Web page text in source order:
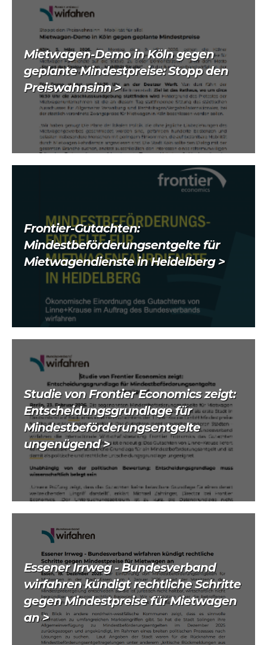
Mietwagen-Demo in Köln gegen
geplante Mindestpreise: Stopp den
Preiswahnsinn >
Frontier-Gutachten:
Mindestbeförderungsentgelte für
Mietwagendienste in Heidelberg >
Studie von Frontier Economics zeigt:
Entscheidungsgrundlage für
Mindestbeförderungsentgelte
ungenügend >
Essener Irrweg - Bundesverband
wirfahren kündigt rechtliche Schritte
gegen Mindestpreise für Mietwagen
an >